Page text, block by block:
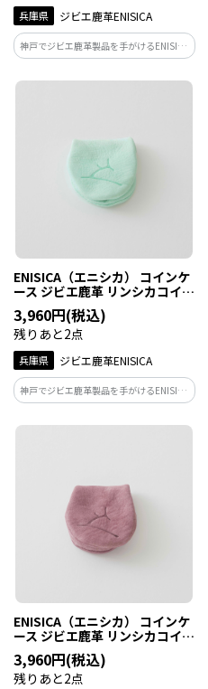
兵庫県 ジビエ鹿革ENISICA
神戸でジビエ鹿革製品を手がけるENISICA
が作った、しなやかで軽い、使い勝手の
よいサイズのポーチ。カラーは雪曇（ゆ
ENISICA（エニシカ） コインケ
ース ジビエ鹿革 リンシカコイ
ンケース ラムネ 1個
3,960円(税込)
残りあと2点
兵庫県 ジビエ鹿革ENISICA
神戸でジビエ鹿革製品を手がけるENISICA
が作った、しなやかで軽い、容量たっぷ
りの小銭入れ。カラーはラムネ。沖縄・
ENISICA（エニシカ） コインケ
ース ジビエ鹿革 リンシカコイ
ンケース 紅杉（べにすぎ） 1個
3,960円(税込)
残りあと2点